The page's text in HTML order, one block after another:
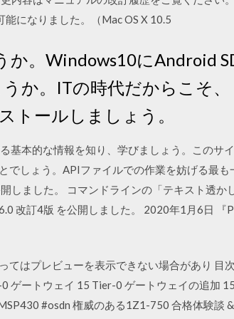
になりました。（Mac OS X 10.5
。Windows10にAndroid
か。ITの時代だからこそ、
トールしましょう。
本的な情報を知り、学びましょう。このサ
でしょう。APIファイルでの作業を妨げる最も
しました。 コマンドラインの「テキスト透か
改訂4版 を公開しました。 2020年1月6日 『
はプレビューを表示できない場合があり 目次
ゲートウェイ 15 Tier-0 ゲートウェイの追加
#osdn 権威のある1Z1-750 合格体験談